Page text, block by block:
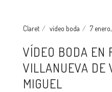
Claret vídeo boda 7
VÍDEO BODA EN
VILLANUEVA DE
MIGUEL